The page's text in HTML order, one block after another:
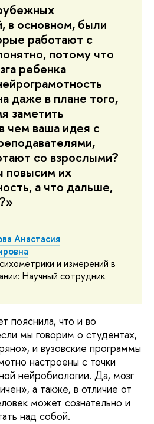
в основном, были
работают с
потому что
ребенка
даже в плане того,
заметить
чем ваша идея с
со взрослыми?
их
а что дальше,
Анастасия
и измерений в
Научный сотрудник
пояснила, что и во
мы говорим о студентах,
и вузовские программы
настроены с точки
нейробиологии. Да, мозг
а также, в отличие от
может сознательно и
над собой.